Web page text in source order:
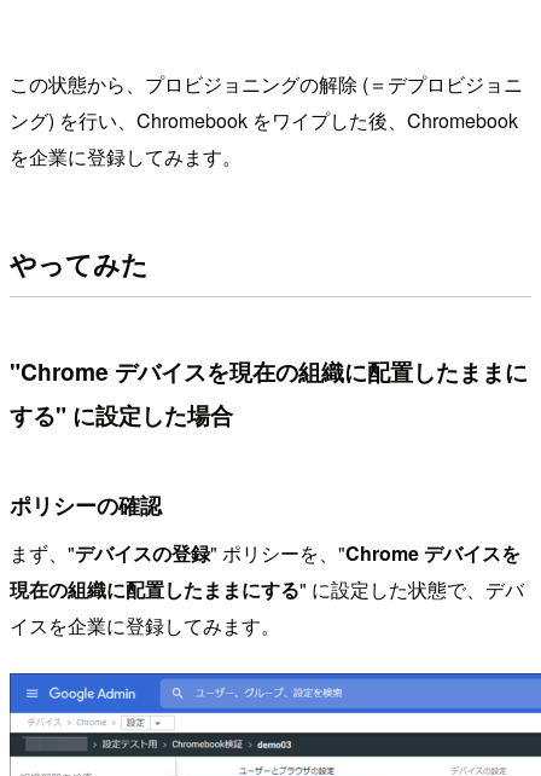
この状態から、プロビジョニングの解除 (＝デプロビジョニ
ング) を行い、Chromebook をワイプした後、Chromebook
を企業に登録してみます。
やってみた
"Chrome デバイスを現在の組織に配置したままに
する" に設定した場合
ポリシーの確認
まず、"デバイスの登録" ポリシーを、"Chrome デバイスを
現在の組織に配置したままにする" に設定した状態で、デバ
イスを企業に登録してみます。